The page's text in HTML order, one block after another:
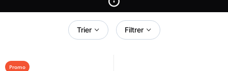
Trier Filtrer
Promo